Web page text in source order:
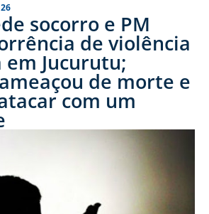
socorro e PM
de violência
Jucurutu;
de morte e
com um